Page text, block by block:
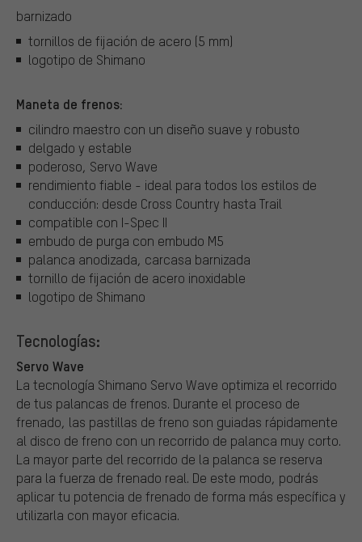
barnizado
tornillos de fijación de acero (5 mm)
logotipo de Shimano
Maneta de frenos:
cilindro maestro con un diseño suave y robusto
delgado y estable
poderoso, Servo Wave
rendimiento fiable - ideal para todos los estilos de
conducción: desde Cross Country hasta Trail
compatible con I-Spec II
embudo de purga con embudo M5
palanca anodizada, carcasa barnizada
tornillo de fijación de acero inoxidable
logotipo de Shimano
Tecnologías:
Servo Wave
La tecnología Shimano Servo Wave optimiza el recorrido
de tus palancas de frenos. Durante el proceso de
frenado, las pastillas de freno son guiadas rápidamente
al disco de freno con un recorrido de palanca muy corto.
La mayor parte del recorrido de la palanca se reserva
para la fuerza de frenado real. De este modo, podrás
aplicar tu potencia de frenado de forma más específica y
utilizarla con mayor eficacia.